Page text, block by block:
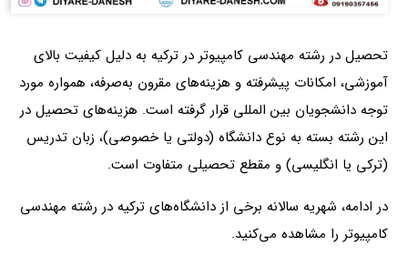
تحصیل در رشته مهندسی کامپیوتر در ترکیه به دلیل کیفیت بالای
آموزشی، امکانات پیشرفته و هزینه‌های مقرون‌ به‌صرفه، همواره مورد
توجه دانشجویان بین‌ المللی قرار گرفته است. هزینه‌های تحصیل در
این رشته بسته به نوع دانشگاه (دولتی یا خصوصی)، زبان تدریس
(ترکی یا انگلیسی) و مقطع تحصیلی متفاوت است.
در ادامه، شهریه سالانه برخی از دانشگاه‌های ترکیه در رشته مهندسی
کامپیوتر را مشاهده می‌کنید.